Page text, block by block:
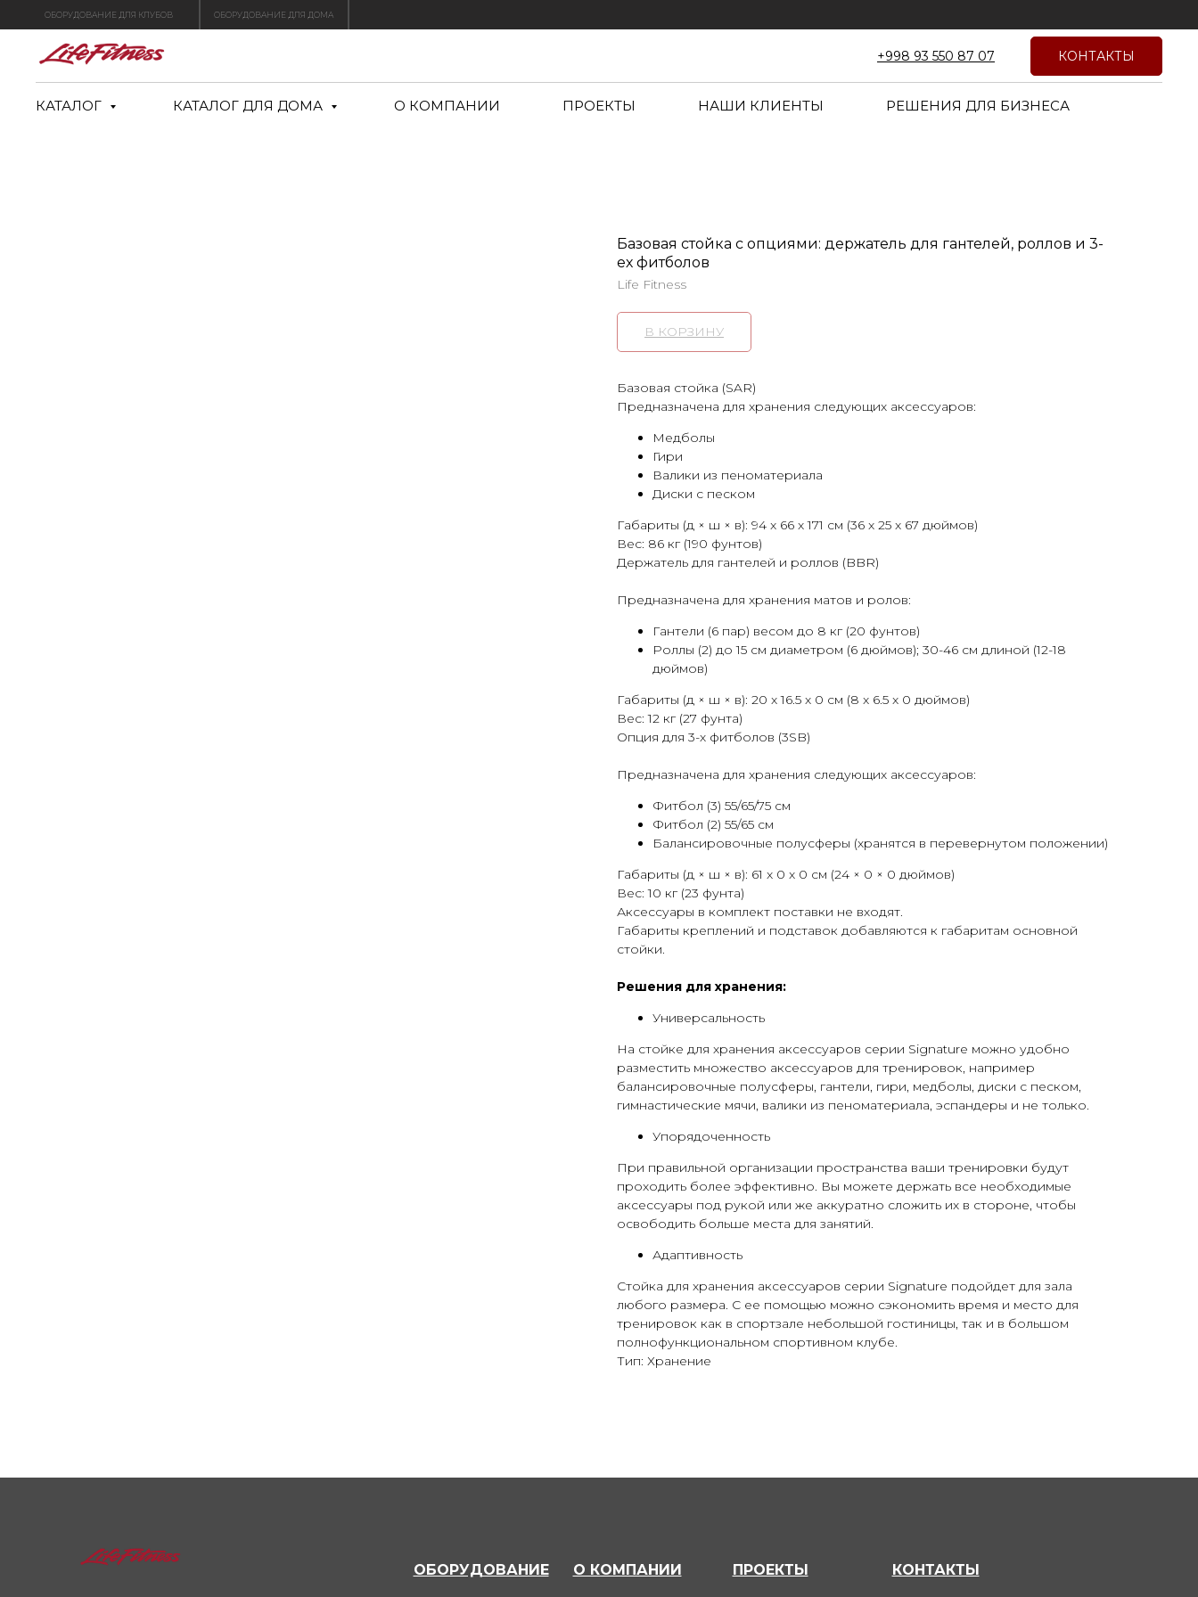
ОБОРУДОВАНИЕ ДЛЯ КЛУБОВ ОБОРУДОВАНИЕ ДЛЯ ДОМА
+998 93 550 87 07 КОНТАКТЫ
КАТАЛОГ КАТАЛОГ ДЛЯ ДОМА О КОМПАНИИ ПРОЕКТЫ НАШИ КЛИЕНТЫ РЕШЕНИЯ ДЛЯ БИЗНЕСА
Базовая стойка с опциями: держатель для гантелей, роллов и 3-
ех фитболов
Life Fitness
В КОРЗИНУ
Базовая стойка (SAR)
Предназначена для хранения следующих аксессуаров:
Медболы
Гири
Валики из пеноматериала
Диски с песком
Габариты (д × ш × в): 94 x 66 x 171 см (36 x 25 x 67 дюймов)
Вес: 86 кг (190 фунтов)
Держатель для гантелей и роллов (BBR)
Предназначена для хранения матов и ролов:
Гантели (6 пар) весом до 8 кг (20 фунтов)
Роллы (2) до 15 см диаметром (6 дюймов); 30-46 см длиной (12-18
дюймов)
Габариты (д × ш × в): 20 x 16.5 x 0 см (8 x 6.5 x 0 дюймов)
Вес: 12 кг (27 фунта)
Опция для 3-х фитболов (3SB)
Предназначена для хранения следующих аксессуаров:
Фитбол (3) 55/65/75 см
Фитбол (2) 55/65 см
Балансировочные полусферы (хранятся в перевернутом положении)
Габариты (д × ш × в): 61 x 0 x 0 см (24 × 0 × 0 дюймов)
Вес: 10 кг (23 фунта)
Аксессуары в комплект поставки не входят.
Габариты креплений и подставок добавляются к габаритам основной
стойки.
Решения для хранения:
Универсальность
На стойке для хранения аксессуаров серии Signature можно удобно
разместить множество аксессуаров для тренировок, например
балансировочные полусферы, гантели, гири, медболы, диски с песком,
гимнастические мячи, валики из пеноматериала, эспандеры и не только.
Упорядоченность
При правильной организации пространства ваши тренировки будут
проходить более эффективно. Вы можете держать все необходимые
аксессуары под рукой или же аккуратно сложить их в стороне, чтобы
освободить больше места для занятий.
Адаптивность
Стойка для хранения аксессуаров серии Signature подойдет для зала
любого размера. С ее помощью можно сэкономить время и место для
тренировок как в спортзале небольшой гостиницы, так и в большом
полнофункциональном спортивном клубе.
Тип: Хранение
ОБОРУДОВАНИЕ О КОМПАНИИ ПРОЕКТЫ КОНТАКТЫ